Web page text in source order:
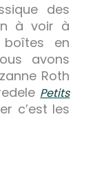
des
à voir à
en
avons
Roth
Petits
c’est les